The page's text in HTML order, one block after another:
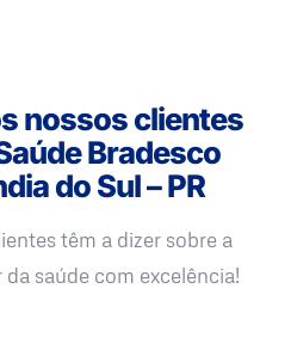
nossos clientes
Bradesco
do Sul – PR
têm a dizer sobre a
saúde com excelência!